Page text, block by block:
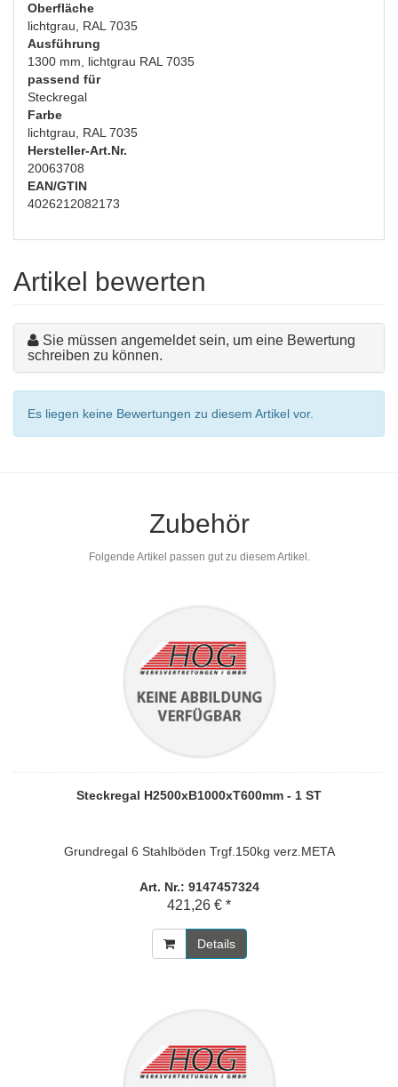
Oberfläche
lichtgrau, RAL 7035
Ausführung
1300 mm, lichtgrau RAL 7035
passend für
Steckregal
Farbe
lichtgrau, RAL 7035
Hersteller-Art.Nr.
20063708
EAN/GTIN
4026212082173
Artikel bewerten
Sie müssen angemeldet sein, um eine Bewertung
schreiben zu können.
Es liegen keine Bewertungen zu diesem Artikel vor.
Zubehör
Folgende Artikel passen gut zu diesem Artikel.
Steckregal H2500xB1000xT600mm - 1 ST
Grundregal 6 Stahlböden Trgf.150kg verz.META
Art. Nr.: 9147457324
421,26 € *
Details